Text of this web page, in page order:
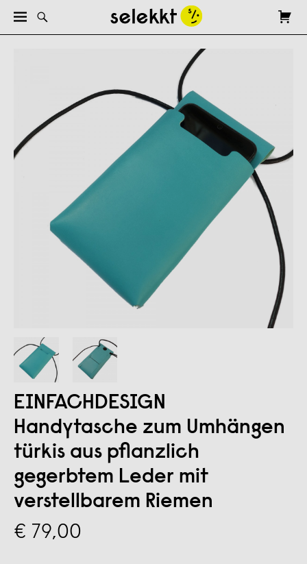
EINFACHDESIGN
Handytasche zum Umhängen
türkis aus pflanzlich
gegerbtem Leder mit
verstellbarem Riemen
€ 79,00